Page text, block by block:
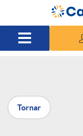
Salta al contingut
P
u
Tornar